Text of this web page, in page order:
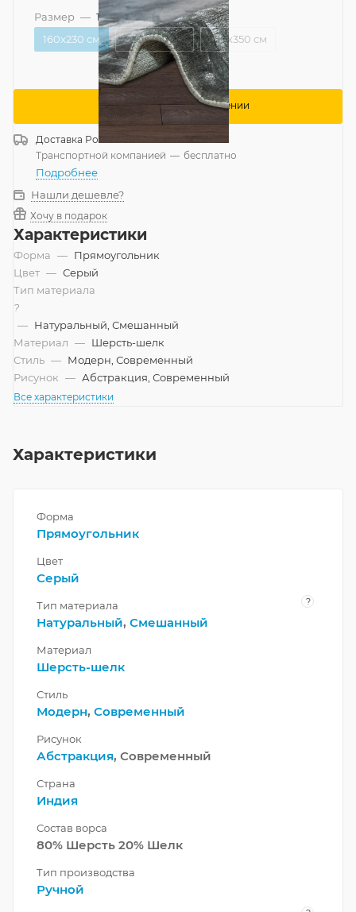
Размер — 160x230 см
160x230 см
200x300 см 250x350 см
Сообщить о поступлении
Доставка Россия
Транспортной компанией — бесплатно
Подробнее
Нашли дешевле?
Хочу в подарок
Характеристики
Форма — Прямоугольник
Цвет — Серый
Тип материала
?
— Натуральный, Смешанный
Материал — Шерсть-шелк
Стиль — Модерн, Современный
Рисунок — Абстракция, Современный
Все характеристики
Характеристики
Форма
Прямоугольник
Цвет
Серый
Тип материала ?
Натуральный, Смешанный
Материал
Шерсть-шелк
Стиль
Модерн, Современный
Рисунок
Абстракция, Современный
Страна
Индия
Состав ворса
80% Шерсть 20% Шелк
Тип производства
Ручной